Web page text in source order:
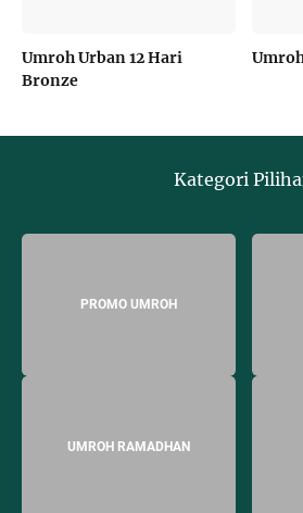
Umroh Urban 12 Hari
Bronze
Kategori
PROMO UMROH
UMROH RAMADHAN